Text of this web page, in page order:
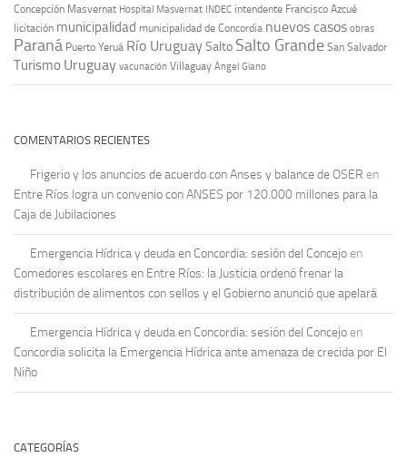
Concepción Masvernat Hospital Masvernat INDEC intendente Francisco Azcué
licitación municipalidad municipalidad de Concordia nuevos casos obras
Paraná Puerto Yeruá Río UruguaySalto Salto Grande San Salvador
Turismo Uruguay vacunación Villaguay Ángel Giano
COMENTARIOS RECIENTES
Frigerio y los anuncios de acuerdo con Anses y balance de OSER en
Entre Ríos logra un convenio con ANSES por 120.000 millones para la
Caja de Jubilaciones
Emergencia Hídrica y deuda en Concordia: sesión del Concejo en
Comedores escolares en Entre Ríos: la Justicia ordenó frenar la
distribución de alimentos con sellos y el Gobierno anunció que apelará
Emergencia Hídrica y deuda en Concordia: sesión del Concejo en
Concordia solicita la Emergencia Hídrica ante amenaza de crecida por El
Niño
CATEGORÍAS